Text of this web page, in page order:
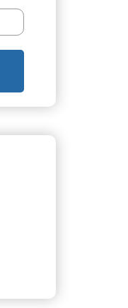
грузов